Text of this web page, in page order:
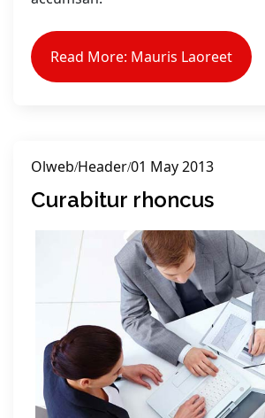
Read More: Mauris Laoreet
Curabitur rhoncus
Olweb Header01 May 2013